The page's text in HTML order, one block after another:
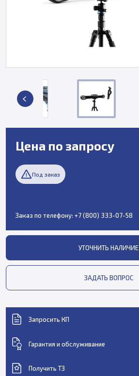
Цена по запросу
Под заказ
Заказ по телефону: +7 (800) 333-07-58
УТОЧНИТЬ НАЛИЧИЕ
ЗАДАТЬ ВОПРОС
Запросить КП
Гарантия и обслуживание
Получить ТЗ